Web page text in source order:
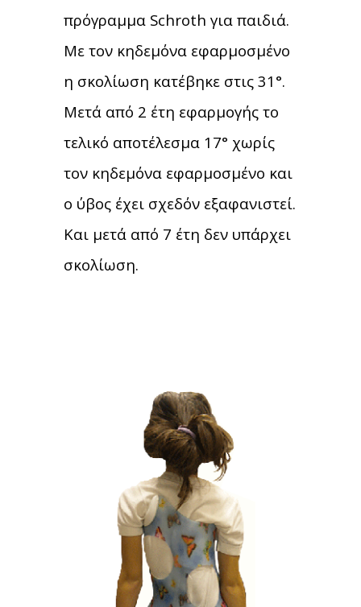
πρόγραμμα Schroth για παιδιά.
Με τον κηδεμόνα εφαρμοσμένο
η σκολίωση κατέβηκε στις 31°.
Μετά από 2 έτη εφαρμογής το
τελικό αποτέλεσμα 17° χωρίς
τον κηδεμόνα εφαρμοσμένο και
ο ύβος έχει σχεδόν εξαφανιστεί.
Και μετά από 7 έτη δεν υπάρχει
σκολίωση.